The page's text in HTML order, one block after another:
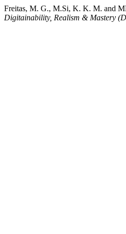
Freitas, M. G., M.Si, K. K. M. and
Digitainability, Realism & Mastery